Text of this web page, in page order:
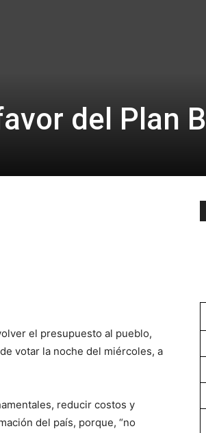
del Plan B
el presupuesto al pueblo,
votar la noche del miércoles, a
reducir costos y
del país, porque, “no